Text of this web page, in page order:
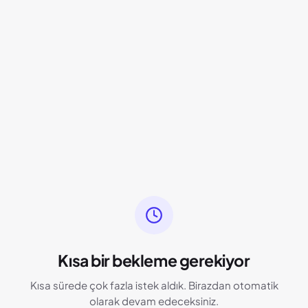
Kısa bir bekleme gerekiyor
Kısa sürede çok fazla istek aldık. Birazdan otomatik
olarak devam edeceksiniz.